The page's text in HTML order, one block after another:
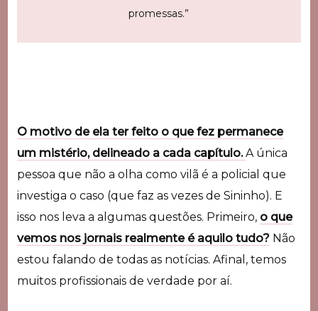
promessas.”
O motivo de ela ter feito o que fez permanece
um mistério, delineado a cada capítulo.A única
pessoa que não a olha como vilã é a policial que
investiga o caso (que faz as vezes de Sininho). E
isso nos leva a algumas questões. Primeiro, o que
vemos nos jornais realmente é aquilo tudo?Não
estou falando de todas as notícias. Afinal, temos
muitos profissionais de verdade por aí.